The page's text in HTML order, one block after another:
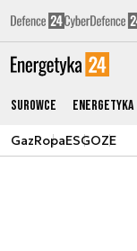
Surowce Energetyka
GazRopaESGOZE